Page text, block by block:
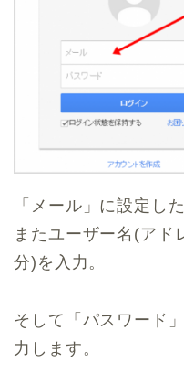
「メール」に設定し
またユーザー名(アド
分)を入力。
そして「パスワード
力します。